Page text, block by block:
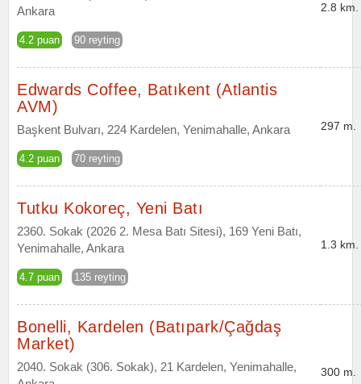
Ankara
4.2 puan 90 reyting
2.8 km.
Edwards Coffee, Batıkent (Atlantis
AVM)
Başkent Bulvarı, 224 Kardelen, Yenimahalle, Ankara
4.2 puan 70 reyting
297 m.
Tutku Kokoreç, Yeni Batı
2360. Sokak (2026 2. Mesa Batı Sitesi), 169 Yeni Batı,
Yenimahalle, Ankara
4.7 puan 135 reyting
1.3 km.
Bonelli, Kardelen (Batıpark/Çağdaş
Market)
2040. Sokak (306. Sokak), 21 Kardelen, Yenimahalle,
300 m.